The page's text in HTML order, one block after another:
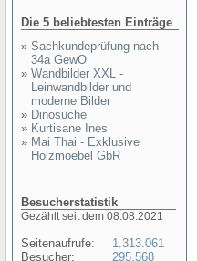
Die 5 beliebtesten Einträge
» Sachkundeprüfung nach
34a GewO
» Wandbilder XXL -
Leinwandbilder und
moderne Bilder
» Dinosuche
» Kurtisane Ines
» Mai Thai - Exklusive
Holzmoebel GbR
Besucherstatistik
Gezählt seit dem 08.08.2021
Seitenaufrufe:
Besucher:
1.313.061
295.568